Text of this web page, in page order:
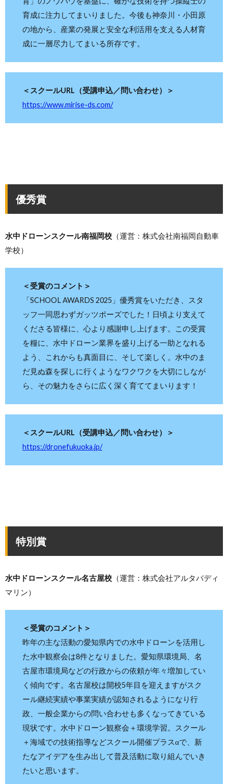
育成に注力してまいりました。今後も神奈川・小田原
の地から、産業の発展と安全な利活用を支える人材育
成に一層尽力してまいる所存です。
＜スクールURL（受講申込／問い合わせ）＞
https://www.mirise-ds.com/
優秀賞
水中ドローンスクール南福岡校 （運営：株式会社南福岡自動車
学校）
＜受賞のコメント＞
「SCHOOL AWARDS 2025」優秀賞をいただき、スタ
ッフ一同思わずガッツポーズでした！日頃より支えて
くださる皆様に、心より感謝申し上げます。この受賞
を糧に、水中ドローン業界を盛り上げる一助となれる
よう、これからも真面目に、そして楽しく。水中のま
だ見ぬ森を探しに行くようなワクワクを大切にしなが
ら、その魅力をさらに広く深く育ててまいります！
＜スクールURL（受講申込／問い合わせ）＞
https://dronefukuoka.jp/
特別賞
水中ドローンスクール名古屋校 （運営：株式会社アルタバディ
マリン）
＜受賞のコメント＞
昨年の主な活動の愛知県内での水中ドローンを活用し
た水中観察会は8件となりました。愛知県環境局、名
古屋市環境局などの行政からの依頼が年々増加してい
く傾向です。名古屋校は開校5年目を迎えますがスク
ール継続実績や事業実績が認知されるようになり行
政、一般企業からの問い合わせも多くなってきている
現状です。水中ドローン観察会＋環境学習。スクール
＋海域での技術指導などスクール開催プラスαで、新
たなアイデアを生み出して普及活動に取り組んでいき
たいと思います。